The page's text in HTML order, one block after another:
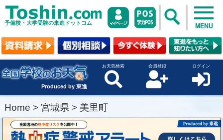
予備校・大学受験の東進ドットコム MENU
Produced by 東進
お天気検索 会員登録 ログイン
Home > 宮城県 > 美里町